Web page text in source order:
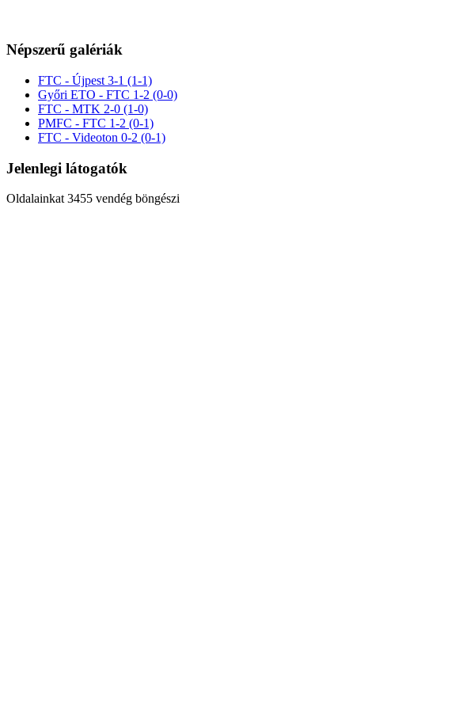
Népszerű galériák
FTC - Újpest 3-1 (1-1)
Győri ETO - FTC 1-2 (0-0)
FTC - MTK 2-0 (1-0)
PMFC - FTC 1-2 (0-1)
FTC - Videoton 0-2 (0-1)
Jelenlegi látogatók
Oldalainkat 3455 vendég böngészi